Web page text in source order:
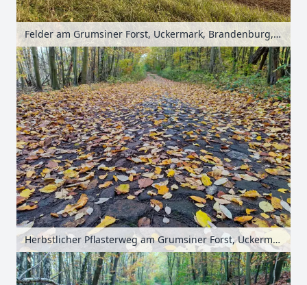
Felder am Grumsiner Forst, Uckermark, Brandenburg, Deutschland
Herbstlicher Pflasterweg am Grumsiner Forst, Uckermark, Brandenburg, Deutschland